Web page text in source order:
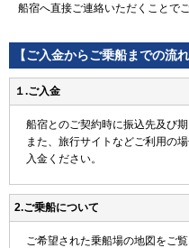
船宿へ直接ご連絡いただくことで
【ご入金からご乗船までの流れ
１.ご入金
船宿とのご契約時に振込先及び期
また、旅行サイトなどご利用の
入金ください。
2.ご乗船について
ご希望された乗船場の地図をご